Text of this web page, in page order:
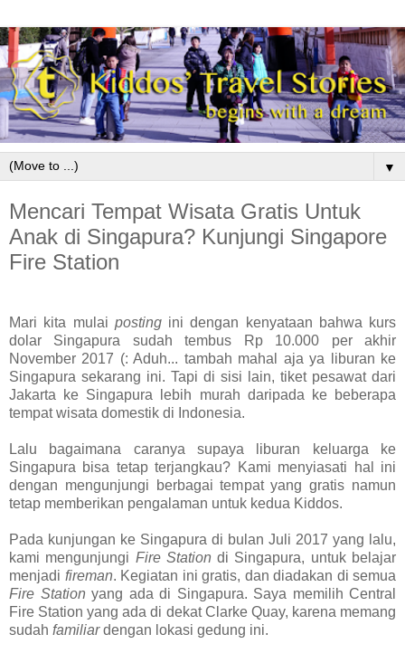
▼
Mencari Tempat Wisata Gratis Untuk
Anak di Singapura? Kunjungi Singapore
Fire Station
Mari kita mulai posting ini dengan kenyataan bahwa kurs
dolar Singapura sudah tembus Rp 10.000 per akhir
November 2017 (: Aduh... tambah mahal aja ya liburan ke
Singapura sekarang ini. Tapi di sisi lain, tiket pesawat dari
Jakarta ke Singapura lebih murah daripada ke beberapa
tempat wisata domestik di Indonesia.
Lalu bagaimana caranya supaya liburan keluarga ke
Singapura bisa tetap terjangkau? Kami menyiasati hal ini
dengan mengunjungi berbagai tempat yang gratis namun
tetap memberikan pengalaman untuk kedua Kiddos.
Pada kunjungan ke Singapura di bulan Juli 2017 yang lalu,
kami mengunjungi Fire Station di Singapura, untuk belajar
menjadi fireman. Kegiatan ini gratis, dan diadakan di semua
Fire Station yang ada di Singapura. Saya memilih Central
Fire Station yang ada di dekat Clarke Quay, karena memang
sudah familiardengan lokasi gedung ini.